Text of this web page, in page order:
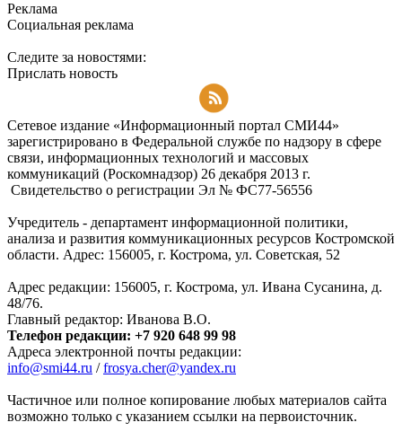
Реклама
Социальная реклама
Следите за новостями:
Прислать новость
Сетевое издание «Информационный портал СМИ44»
зарегистрировано в Федеральной службе по надзору в сфере
связи, информационных технологий и массовых
коммуникаций (Роскомнадзор) 26 декабря 2013 г.
Свидетельство о регистрации Эл № ФC77-56556
Учредитель - департамент информационной политики,
анализа и развития коммуникационных ресурсов Костромской
области. Адрес: 156005, г. Кострома, ул. Советская, 52
Адрес редакции: 156005, г. Кострома, ул. Ивана Сусанина, д.
48/76.
Главный редактор: Иванова В.О.
Телефон редакции: +7 920 648 99 98
Адреса электронной почты редакции:
info@smi44.ru /frosya.cher@yandex.ru
Частичное или полное копирование любых материалов сайта
возможно только с указанием ссылки на первоисточник.